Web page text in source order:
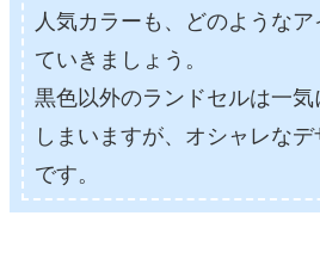
人気カラーも、どのような
ていきましょう。
黒色以外のランドセルは一
しまいますが、オシャレな
です。